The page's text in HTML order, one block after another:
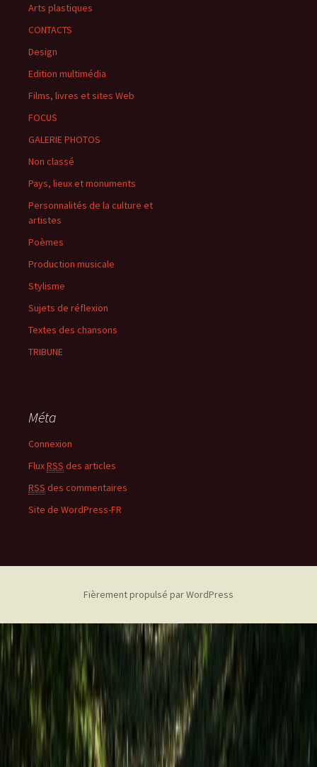
Arts plastiques
CONTACTS
Design
Edition multimédia
Films, livres et sites Web
FOCUS
GALERIE PHOTOS
Non classé
Pays, lieux et monuments
Personnalités de la culture et
artistes
Poèmes
Production musicale
Stylisme
Sujets de réflexion
Textes des chansons
TRIBUNE
Méta
Connexion
FluxRSS des articles
RSS des commentaires
Site de WordPress-FR
Fièrement propulsé par WordPress